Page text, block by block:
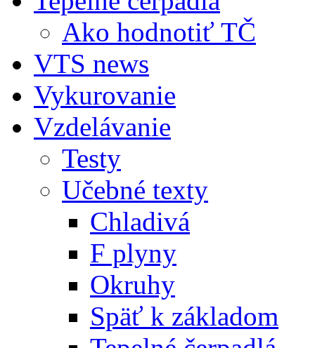
Ako hodnotiť TČ
VTS news
Vykurovanie
Vzdelávanie
Testy
Učebné texty
Chladivá
F plyny
Okruhy
Späť k základom